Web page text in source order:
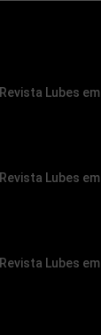
Revista Lubes
Revista Lubes
Revista Lubes